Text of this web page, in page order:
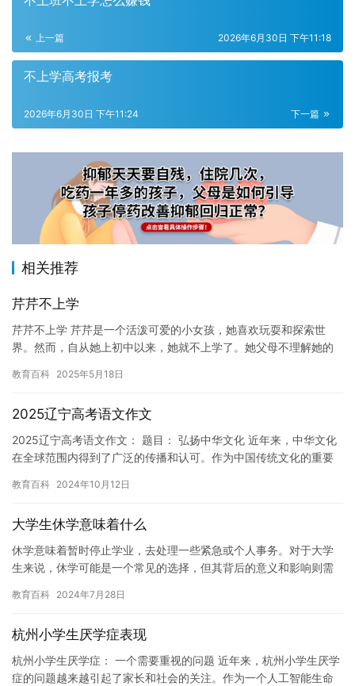
上一篇 2026年6月30日 下午11:18
不上学高考报考
下一篇
2026年6月30日 下午11:24
相关推荐
芹芹不上学
芹芹不上学 芹芹是一个活泼可爱的小女孩，她喜欢玩耍和探索世
界。然而，自从她上初中以来，她就不上学了。她父母不理解她的
由。 首…
教育百科 2025年5月18日
2025辽宁高考语文作文
2025辽宁高考语文作文： 题目： 弘扬中华文化 近年来，中华文化
在全球范围内得到了广泛的传播和认可。作为中国传统文化的重要
教育百科 2024年10月12日
大学生休学意味着什么
休学意味着暂时停止学业，去处理一些紧急或个人事务。对于大学
生来说，休学可能是一个常见的选择，但其背后的意义和影响则需
大量…
教育百科 2024年7月28日
杭州小学生厌学症表现
杭州小学生厌学症： 一个需要重视的问题 近年来，杭州小学生厌学
症的问题越来越引起了家长和社会的关注。作为一个人工智能生命